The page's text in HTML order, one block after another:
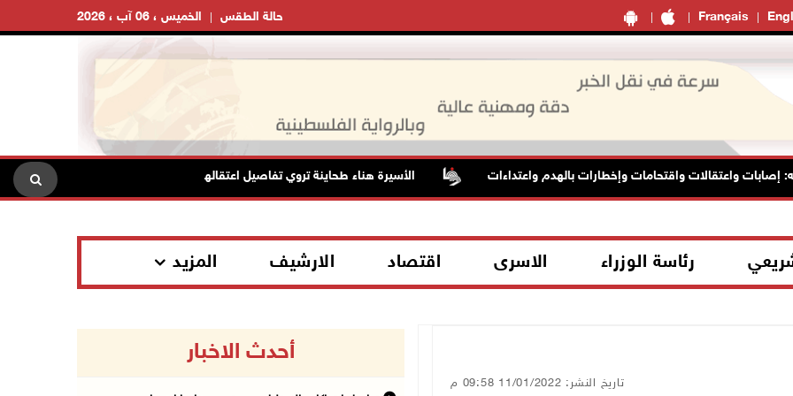
Français الخميس ، 06 آب ، 2026 حالة الطقس
واعتقالات واقتحامات وإخطارات بالهدم واعتداءات الأسيرة هناء طحاينة تروي تفاصيل اعتقالها: حُرمت من وداع أطفالها وتعرضت للإهانة
رئاسة الوزراء الاسرى اقتصاد الارشيف المزيد
تاريخ النشر: 11/01/2022 09:58 م
أحدث الاخبار